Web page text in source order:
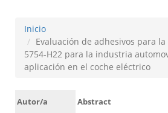
Inicio
Evaluación de adhesivos para
5754-H22 para la industria
aplicación en el coche eléctrico
Autor/a
Abstract